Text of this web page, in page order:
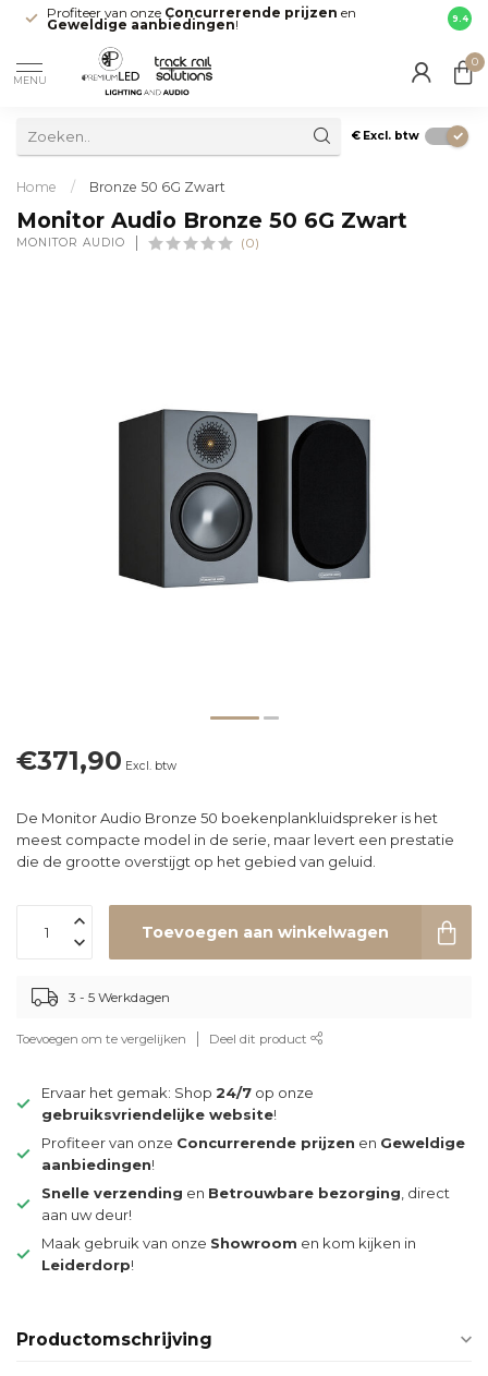
Profiteer van onze Concurrerende prijzen en
Geweldige aanbiedingen! direct
9.4
MENU
0
€ Excl. btw
Home / Bronze 50 6G Zwart
Monitor Audio Bronze 50 6G Zwart
MONITOR AUDIO (0)
€371,90 Excl. btw
De Monitor Audio Bronze 50 boekenplankluidspreker is het
meest compacte model in de serie, maar levert een prestatie
die de grootte overstijgt op het gebied van geluid.
Toevoegen aan winkelwagen
3 - 5 Werkdagen
Toevoegen om te vergelijken Deel dit product
Ervaar het gemak: Shop 24/7 op onze
gebruiksvriendelijke website!
Profiteer van onze Concurrerende prijzen en Geweldige
aanbiedingen!
Snelle verzending en Betrouwbare bezorging , direct
aan uw deur!
Maak gebruik van onze Showroom en kom kijken in
Leiderdorp!
Productomschrijving